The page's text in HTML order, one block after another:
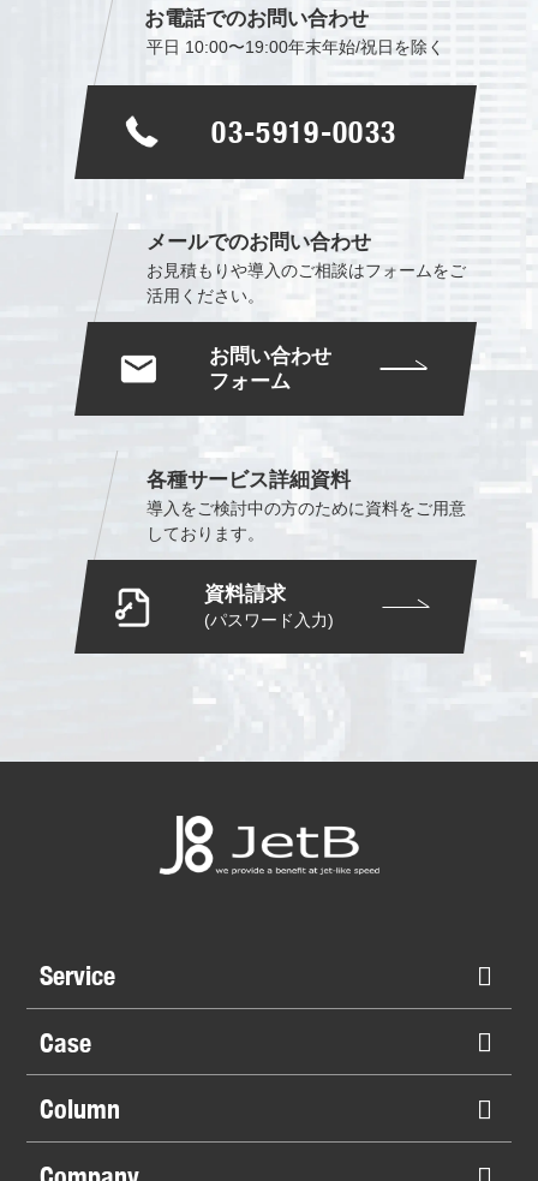
お電話でのお問い合わせ
平日 10:00〜19:00年末年始/祝日を除く
03-5919-0033
メールでのお問い合わせ
お見積もりや導入のご相談はフォームをご
活用ください。
お問い合わせ
フォーム
各種サービス詳細資料
導入をご検討中の方のために資料をご用意
しております。
資料請求
(パスワード入力)
Service
Case
Column